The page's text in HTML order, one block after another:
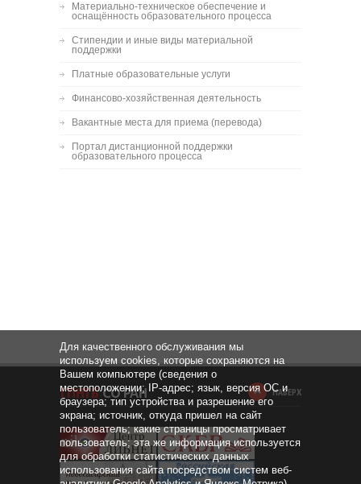
Материально-техническое обеспечение и
оснащённость образовательного процесса
Стипендии и иные виды материальной
поддержки
Платные образовательные услуги
Финансово-хозяйственная деятельность
Вакантные места для приема (перевода)
Портал дистанционной поддержки
образовательного процесса
НАВЕРХ
Для качественного обслуживания мы
используем cookies, которые сохраняются на
Вашем компьютере (сведения о
местоположении; IP-адрес; язык, версия ОС и
браузера; тип устройства и разрешение его
экрана; источник, откуда пришел на сайт
пользователь; какие страницы просматривает
пользователь; эта же информация используется
для обработки статистических данных
использования сайта посредством систем веб-